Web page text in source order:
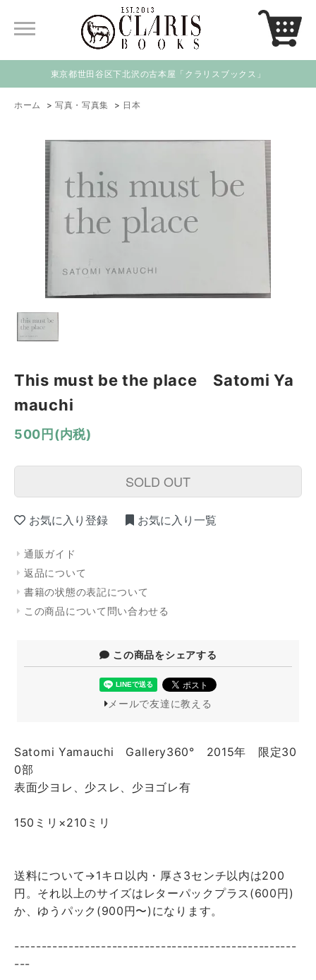
東京都世田谷区下北沢の古本屋「クラリスブックス」
ホーム > 写真・写真集 > 日本
This must be the place Satomi Ya
mauchi
500円(内税)
SOLD OUT
お気に入り登録 お気に入り一覧
通販ガイド
返品について
書籍の状態の表記について
この商品について問い合わせる
この商品をシェアする
メールで友達に教える
Satomi Yamauchi Gallery360° 2015年 限定30
0部
表面少ヨレ、少スレ、少ヨゴレ有
150ミリ×210ミリ
送料について→1キロ以内・厚さ3センチ以内は200
円。それ以上のサイズはレターパックプラス(600円)
か、ゆうパック(900円〜)になります。
----------------------------------------------------
---